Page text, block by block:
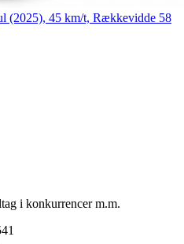
(2025), 45 km/t, Rækkevidde 58
i konkurrencer m.m.